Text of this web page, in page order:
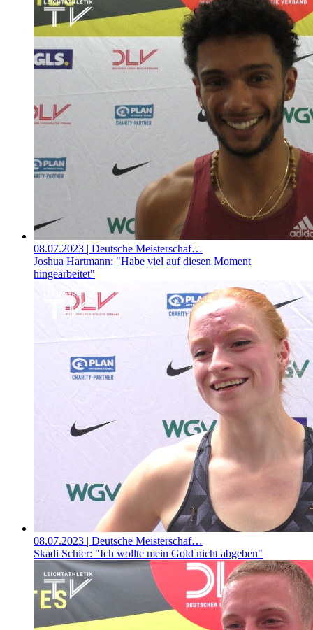
08.07.2023 | Deutsche Meisterschaf…
Joshua Hartmann: "Habe viel auf diesen Moment
hingearbeitet"
08.07.2023 | Deutsche Meisterschaf…
Skadi Schier: "Ich wollte mein Gold nicht abgeben"